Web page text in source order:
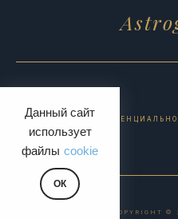
Данный сайт
использует
файлы cookie
ОК
ПОЛИТИКА
COPYRIGHT